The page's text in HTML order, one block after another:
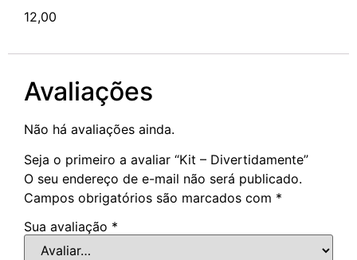
12,00
Avaliações
Não há avaliações ainda.
Seja o primeiro a avaliar “Kit – Divertidamente”
O seu endereço de e-mail não será publicado.
Campos obrigatórios são marcados com *
Sua avaliação *